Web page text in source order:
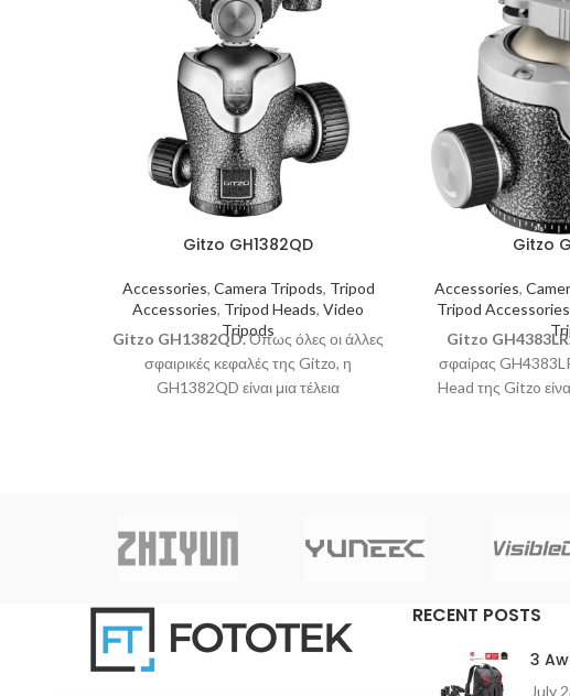
Gitzo GH1382QD
Accessories, Camera Tripods, Tripod
Accessories, Tripod Heads, Video
Tripods
Gitzo GH1382QD.Όπως όλες οι άλλες
σφαιρικές κεφαλές της Gitzo, η
GH1382QD είναι μια τέλεια
Gitzo
Accessories,
Tripod Accessories
Gitzo
σφαίρας
Head της Gitzo
RECENT POSTS
3
July